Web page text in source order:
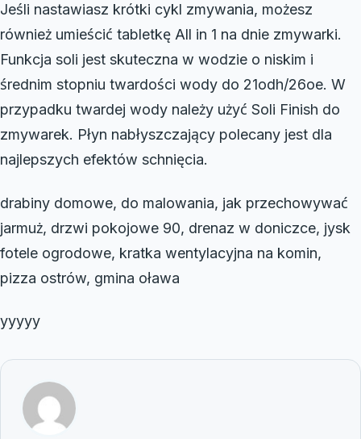
Jeśli nastawiasz krótki cykl zmywania, możesz
również umieścić tabletkę All in 1 na dnie zmywarki.
Funkcja soli jest skuteczna w wodzie o niskim i
średnim stopniu twardości wody do 21odh/26oe. W
przypadku twardej wody należy użyć Soli Finish do
zmywarek. Płyn nabłyszczający polecany jest dla
najlepszych efektów schnięcia.
drabiny domowe, do malowania, jak przechowywać
jarmuż, drzwi pokojowe 90, drenaz w doniczce, jysk
fotele ogrodowe, kratka wentylacyjna na komin,
pizza ostrów, gmina oława
yyyyy